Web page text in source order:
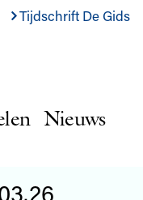
Tijdschrift De Gids
Nieuws